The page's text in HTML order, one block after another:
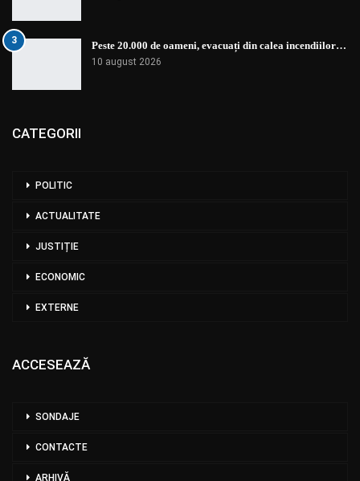
3 Peste 20.000 de oameni, evacuați din calea incendiilor…
10 august 2026
CATEGORII
POLITIC
ACTUALITATE
JUSTIȚIE
ECONOMIC
EXTERNE
ACCESEAZĂ
SONDAJE
CONTACTE
ARHIVĂ